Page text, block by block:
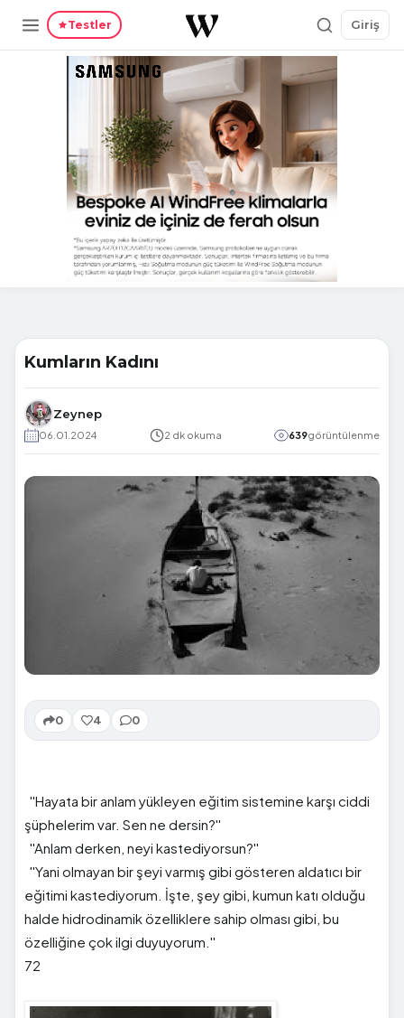
Testler Giriş
Kumların Kadını
Zeynep
06.01.2024 2 dk okuma 639görüntülenme
0 4 0
''Hayata bir anlam yükleyen eğitim sistemine karşı ciddi
şüphelerim var. Sen ne dersin?''
''Anlam derken, neyi kastediyorsun?''
''Yani olmayan bir şeyi varmış gibi gösteren aldatıcı bir
eğitimi kastediyorum. İşte, şey gibi, kumun katı olduğu
halde hidrodinamik özelliklere sahip olması gibi, bu
özelliğine çok ilgi duyuyorum.''
72